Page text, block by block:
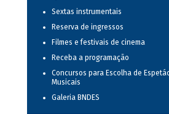
Sextas instrumentais
Reserva de ingressos
Filmes e festivais de cinema
Receba a programação
Concursos para Escolha de
Musicais
Galeria BNDES